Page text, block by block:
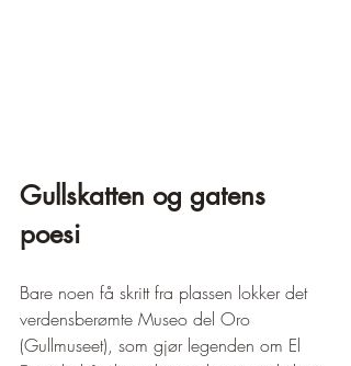
Gullskatten og gatens
poesi
Bare noen få skritt fra plassen lokker det
verdensberømte Museo del Oro
(Gullmuseet), som gjør legenden om El